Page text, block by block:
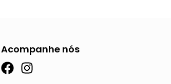
Acompanhe nós
F
I